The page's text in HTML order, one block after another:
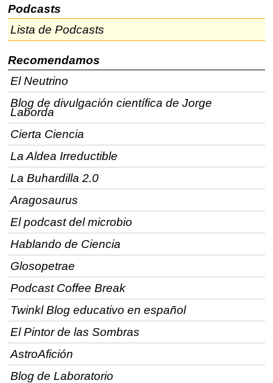
Podcasts
Lista de Podcasts
Recomendamos
El Neutrino
Blog de divulgación científica de Jorge
Laborda
Cierta Ciencia
La Aldea Irreductible
La Buhardilla 2.0
Aragosaurus
El podcast del microbio
Hablando de Ciencia
Glosopetrae
Podcast Coffee Break
Twinkl Blog educativo en español
El Pintor de las Sombras
AstroAfición
Blog de Laboratorio